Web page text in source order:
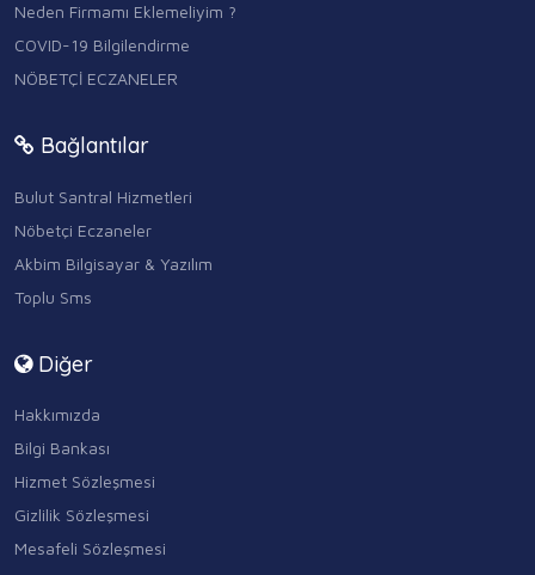
Neden Firmamı Eklemeliyim ?
COVID-19 Bilgilendirme
NÖBETÇİ ECZANELER
Bağlantılar
Bulut Santral Hizmetleri
Nöbetçi Eczaneler
Akbim Bilgisayar & Yazılım
Toplu Sms
Diğer
Hakkımızda
Bilgi Bankası
Hizmet Sözleşmesi
Gizlilik Sözleşmesi
Mesafeli Sözleşmesi